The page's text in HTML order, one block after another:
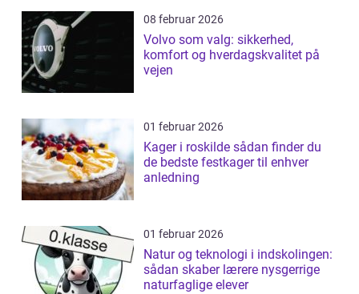
08 februar 2026
Volvo som valg: sikkerhed,
komfort og hverdagskvalitet på
vejen
01 februar 2026
Kager i roskilde sådan finder du
de bedste festkager til enhver
anledning
01 februar 2026
Natur og teknologi i indskolingen:
sådan skaber lærere nysgerrige
naturfaglige elever